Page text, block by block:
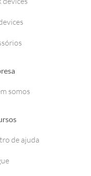
somos
de ajuda